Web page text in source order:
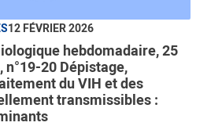
12 FÉVRIER 2026
hebdomadaire, 25
n°19-20 Dépistage,
du VIH et des
transmissibles :